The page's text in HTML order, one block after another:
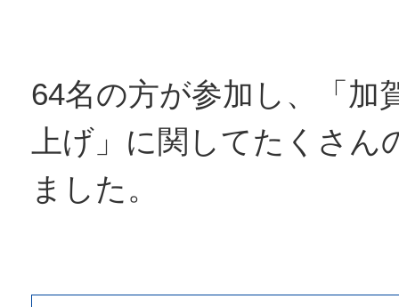
64名の方が参加し、「加
上げ」に関してたくさ
ました。